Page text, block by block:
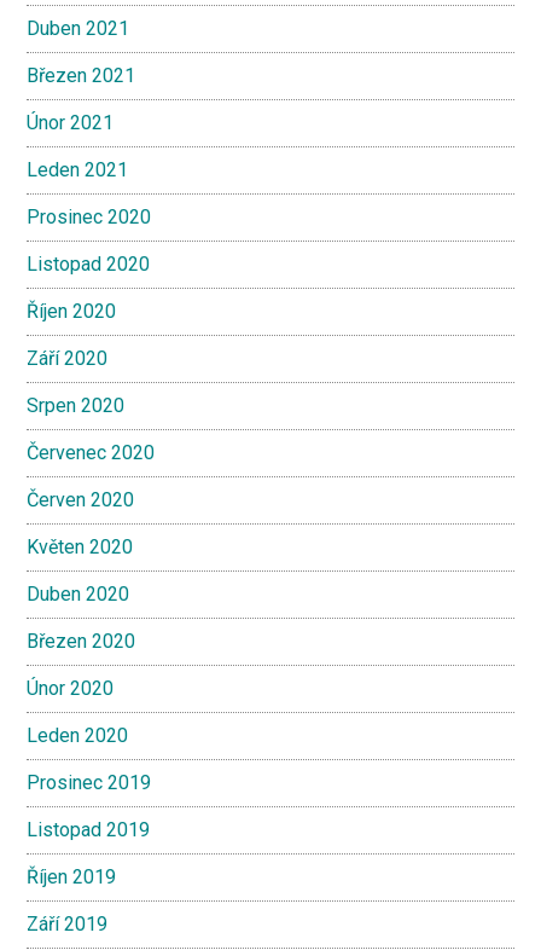
Duben 2021
Březen 2021
Únor 2021
Leden 2021
Prosinec 2020
Listopad 2020
Říjen 2020
Září 2020
Srpen 2020
Červenec 2020
Červen 2020
Květen 2020
Duben 2020
Březen 2020
Únor 2020
Leden 2020
Prosinec 2019
Listopad 2019
Říjen 2019
Září 2019